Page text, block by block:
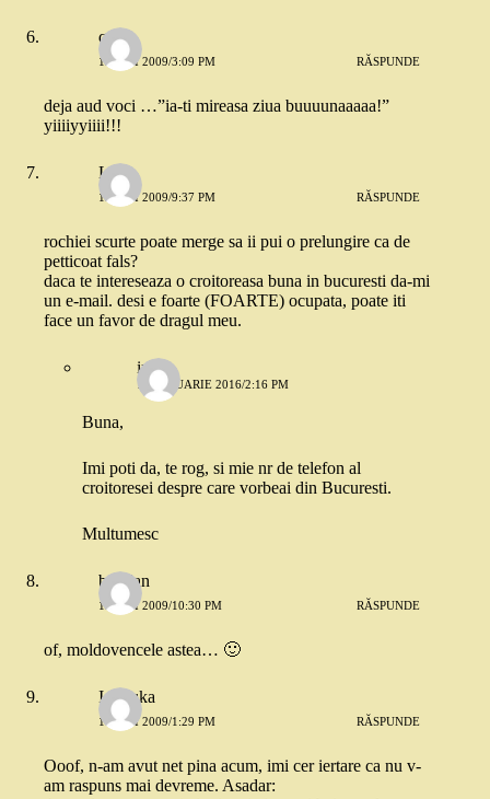
quiz
13 MAI 2009/3:09 PM RĂSPUNDE
deja aud voci …”ia-ti mireasa ziua buuuunaaaaa!”
yiiiiyyiiii!!!
Lola
13 MAI 2009/9:37 PM RĂSPUNDE
rochiei scurte poate merge sa ii pui o prelungire ca de
petticoat fals?
daca te intereseaza o croitoreasa buna in bucuresti da-mi
un e-mail. desi e foarte (FOARTE) ocupata, poate iti
face un favor de dragul meu.
irina
14 IANUARIE 2016/2:16 PM
Buna,
Imi poti da, te rog, si mie nr de telefon al
croitoresei despre care vorbeai din Bucuresti.
Multumesc
bogdan
13 MAI 2009/10:30 PM RĂSPUNDE
of, moldovencele astea… 🙂
Ionouka
14 MAI 2009/1:29 PM RĂSPUNDE
Ooof, n-am avut net pina acum, imi cer iertare ca nu v-
am raspuns mai devreme. Asadar: